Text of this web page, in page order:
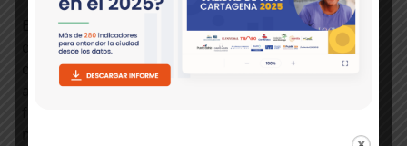
El embarazo en las adolescentes sigue siendo uno
de los principales factores que influyen en el círculo
de enfermedad y pobreza. Muchas niñas y
adolescentes se ven obligadas a dejar la escuela y, a